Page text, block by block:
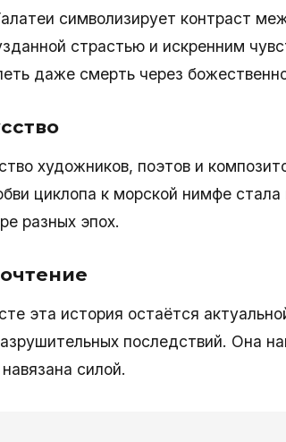
символизирует контраст
страстью и искренним
даже смерть через
художников, поэтов и
циклопа к морской нимфе
разных эпох.
эта история остаётся
последствий. Она
силой.